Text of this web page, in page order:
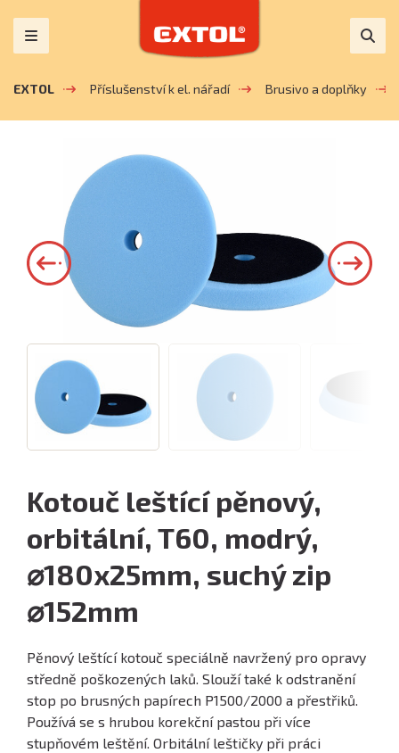
EXTOL Příslušenství k el. nářadí Brusivo a doplňky
Kotouč leštící pěnový,
orbitální, T60, modrý,
⌀180x25mm, suchý zip
⌀152mm
Pěnový leštící kotouč speciálně navržený pro opravy
středně poškozených laků. Slouží také k odstranění
stop po brusných papírech P1500/2000 a přestřiků.
Používá se s hrubou korekční pastou při více
stupňovém leštění. Orbitální leštičky při práci